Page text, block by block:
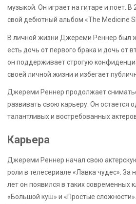
музыкой. Он играет на гитаре и поет. В
свой дебютный альбом «The Medicine
В личной жизни Джереми Реннер был
есть дочь от первого брака и дочь от
он поддерживает строгую
своей личной жизни и избегает
Джереми Реннер продолжает
развивать свою карьеру. Он остается
талантливых и востребованных
Карьера
Джереми Реннер начал свою
роли в телесериале «Лавка чудес». За
лет он появился в таких современных
«Большой куш» и «Простые